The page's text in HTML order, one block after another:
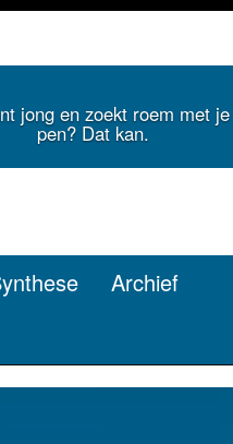
jong en zoekt roem met je
pen? Dat kan.
Archief